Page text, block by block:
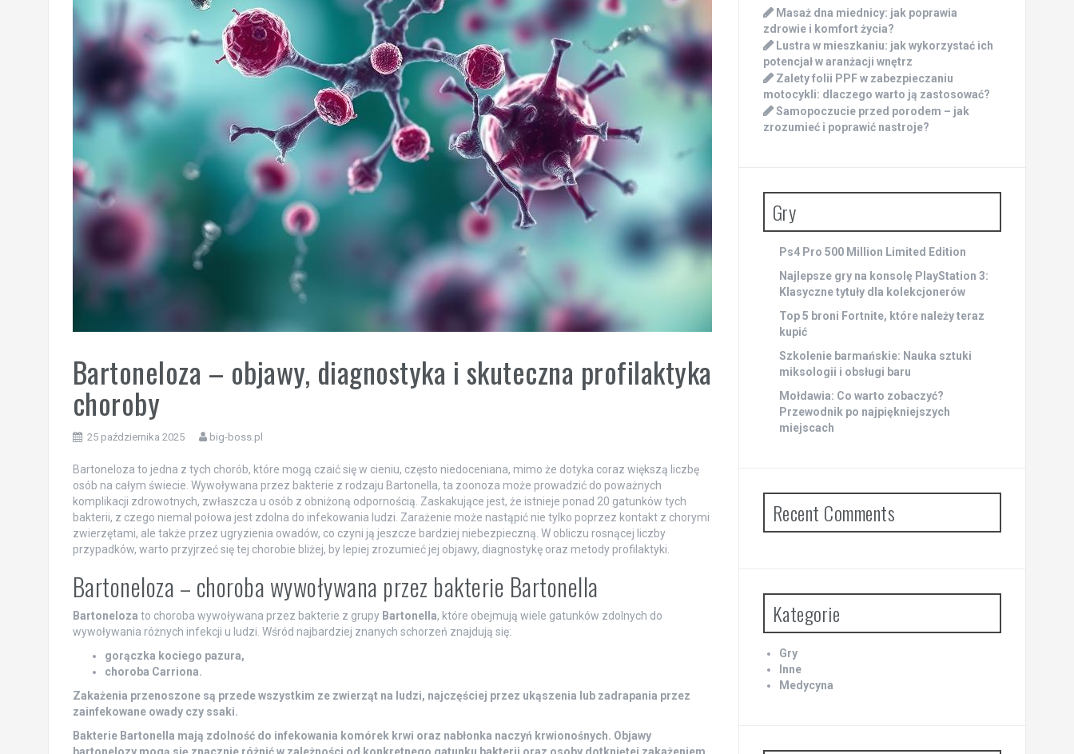
Bartoneloza – objawy, diagnostyka i skuteczna profilaktyka
choroby
25 października 2025 big-boss.pl
Bartoneloza to jedna z tych chorób, które mogą czaić się w cieniu, często niedoceniana, mimo że dotyka coraz większą liczbę
osób na całym świecie. Wywoływana przez bakterie z rodzaju Bartonella, ta zoonoza może prowadzić do poważnych
komplikacji zdrowotnych, zwłaszcza u osób z obniżoną odpornością. Zaskakujące jest, że istnieje ponad 20 gatunków tych
bakterii, z czego niemal połowa jest zdolna do infekowania ludzi. Zarażenie może nastąpić nie tylko poprzez kontakt z chorymi
zwierzętami, ale także przez ugryzienia owadów, co czyni ją jeszcze bardziej niebezpieczną. W obliczu rosnącej liczby
przypadków, warto przyjrzeć się tej chorobie bliżej, by lepiej zrozumieć jej objawy, diagnostykę oraz metody profilaktyki.
Bartoneloza – choroba wywoływana przez bakterie Bartonella
Bartoneloza to choroba wywoływana przez bakterie z grupy Bartonella, które obejmują wiele gatunków zdolnych do
wywoływania różnych infekcji u ludzi. Wśród najbardziej znanych schorzeń znajdują się:
gorączka kociego pazura,
choroba Carriona.
Zakażenia przenoszone są przede wszystkim ze zwierząt na ludzi, najczęściej przez ukąszenia lub zadrapania przez
zainfekowane owady czy ssaki.
Bakterie Bartonella mają zdolność do infekowania komórek krwi oraz nabłonka naczyń krwionośnych. Objawy
Masaż dna miednicy: jak poprawia
zdrowie i komfort życia?
Lustra w mieszkaniu: jak wykorzystać ich
potencjał w aranżacji wnętrz
Zalety folii PPF w zabezpieczaniu
motocykli: dlaczego warto ją zastosować?
Samopoczucie przed porodem – jak
zrozumieć i poprawić nastroje?
Gry
Ps4 Pro 500 Million Limited Edition
Najlepsze gry na konsolę PlayStation 3:
Klasyczne tytuły dla kolekcjonerów
Top 5 broni Fortnite, które należy teraz
kupić
Szkolenie barmańskie: Nauka sztuki
miksologii i obsługi baru
Mołdawia: Co warto zobaczyć?
Przewodnik po najpiękniejszych
miejscach
Recent Comments
Kategorie
Gry
Inne
Medycyna